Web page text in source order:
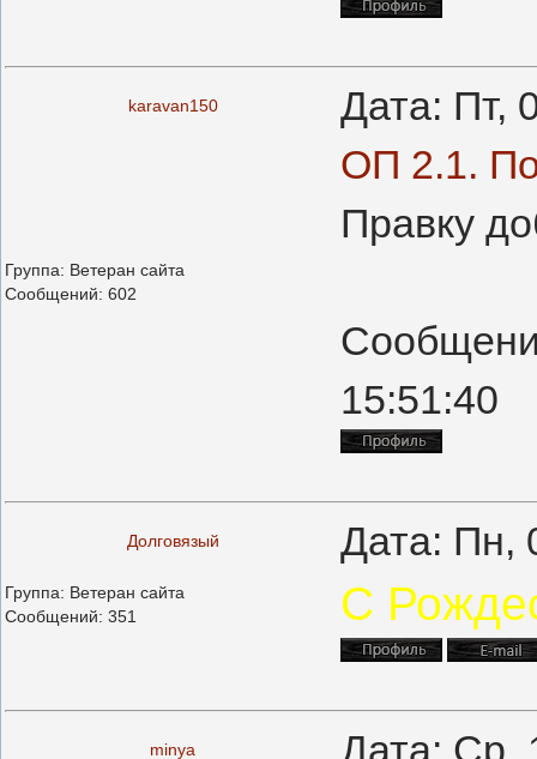
karavan150 Дата: Пт,
Группа: Ветеран сайта
Сообщений: 602
ОП 2.1.
Правку
15:51:40
Долговязый Дата: Пн,
Группа: Ветеран сайта
Сообщений: 351 С
minya Дата: Ср,